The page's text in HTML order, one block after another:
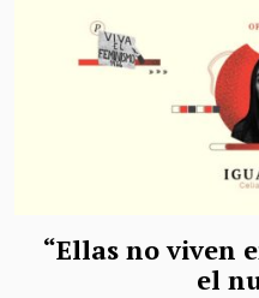
“Ellas no viven
el